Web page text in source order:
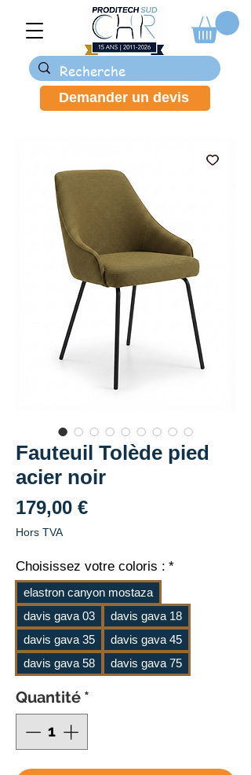
Demander un devis
Fauteuil Tolède pied
acier noir
179,00 €Prix
Hors TVA
Choisissez votre coloris : *
elastron canyon mostaza
davis gava 03
davis gava 18
davis gava 35
davis gava 45
davis gava 58
davis gava 75
Quantité *